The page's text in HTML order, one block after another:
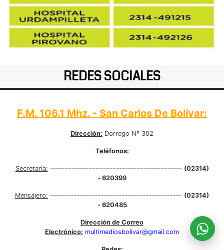
REDES SOCIALES
F.M. 106.1 Mhz. - San Carlos De Bolívar:
Dirección: Dorrego Nº 302
Teléfonos:
Secretaría: -------------------------------------------- (02314)
- 620399
Mensajero: -------------------------------------------- (02314)
- 620485
Dirección de Correo
Electrónico: multimediosbolivar@gmail.com